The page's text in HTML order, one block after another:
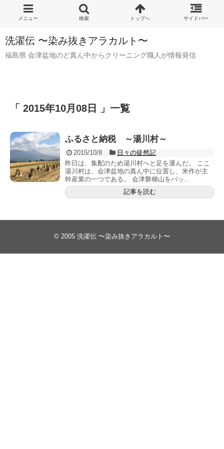
洗濯伝 〜染み抜きアラカルト〜
福島県 会津盆地のど真ん中からクリーニング職人が情報発信
「 2015年10月08日 」一覧
ふるさと納税 ～湯川村～
2015/10/8
日々の徒然記
昨日は、集配のため湯川村へと足を運んだ。 ここ
湯川村は、会津盆地の真ん中に位置し、米作が主
幹産業の一つである。 会津磐梯山をバッ...
記事を読む
© 2005 洗濯伝 〜染み抜きアラカルト〜